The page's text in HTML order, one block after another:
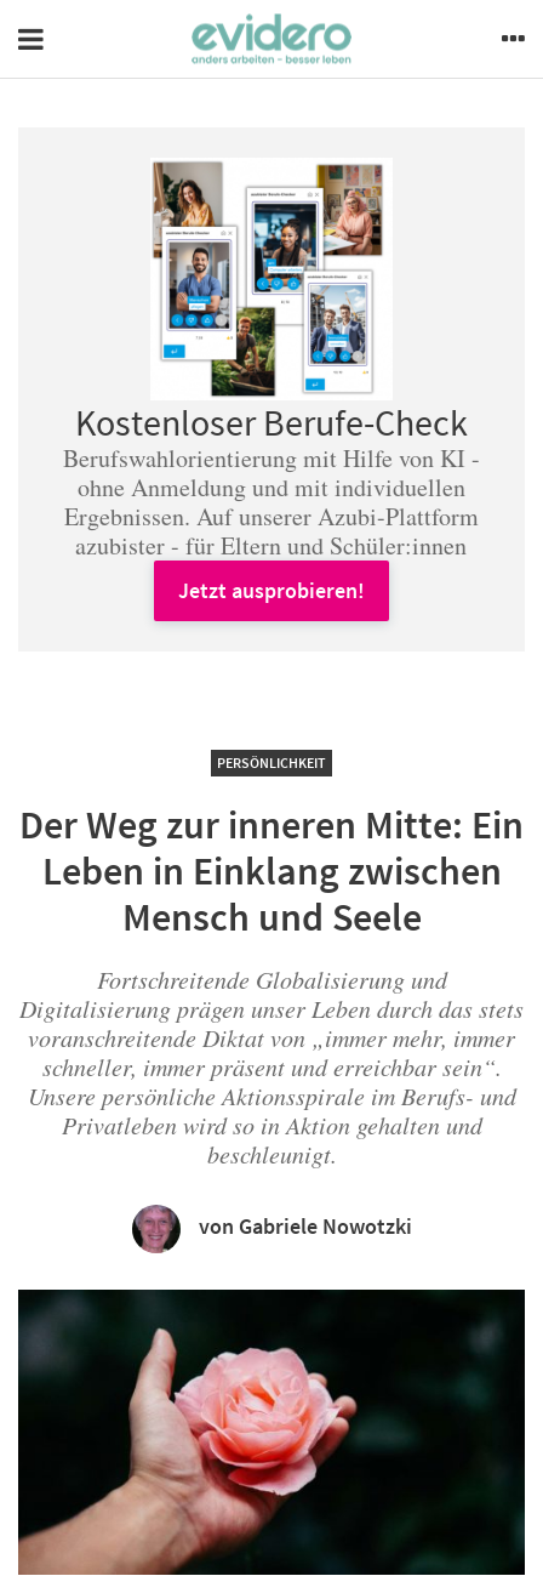
Kostenloser Berufe-Check
Berufswahlorientierung mit Hilfe von KI -
ohne Anmeldung und mit individuellen
Ergebnissen. Auf unserer Azubi-Plattform
azubister - für Eltern und Schüler:innen
Jetzt ausprobieren!
PERSÖNLICHKEIT
Der Weg zur inneren Mitte: Ein
Leben in Einklang zwischen
Mensch und Seele
Fortschreitende Globalisierung und
Digitalisierung prägen unser Leben durch das stets
voranschreitende Diktat von „immer mehr, immer
schneller, immer präsent und erreichbar sein“.
Unsere persönliche Aktionsspirale im Berufs- und
Privatleben wird so in Aktion gehalten und
beschleunigt.
von Gabriele Nowotzki